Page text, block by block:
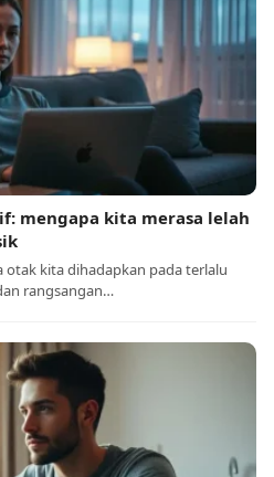
mengapa kita merasa lelah
kita dihadapkan pada terlalu
rangsangan…